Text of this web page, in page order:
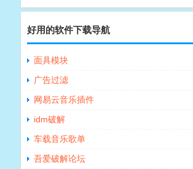
好用的软件下载导航
面具模块
广告过滤
网易云音乐插件
idm破解
车载音乐歌单
吾爱破解论坛